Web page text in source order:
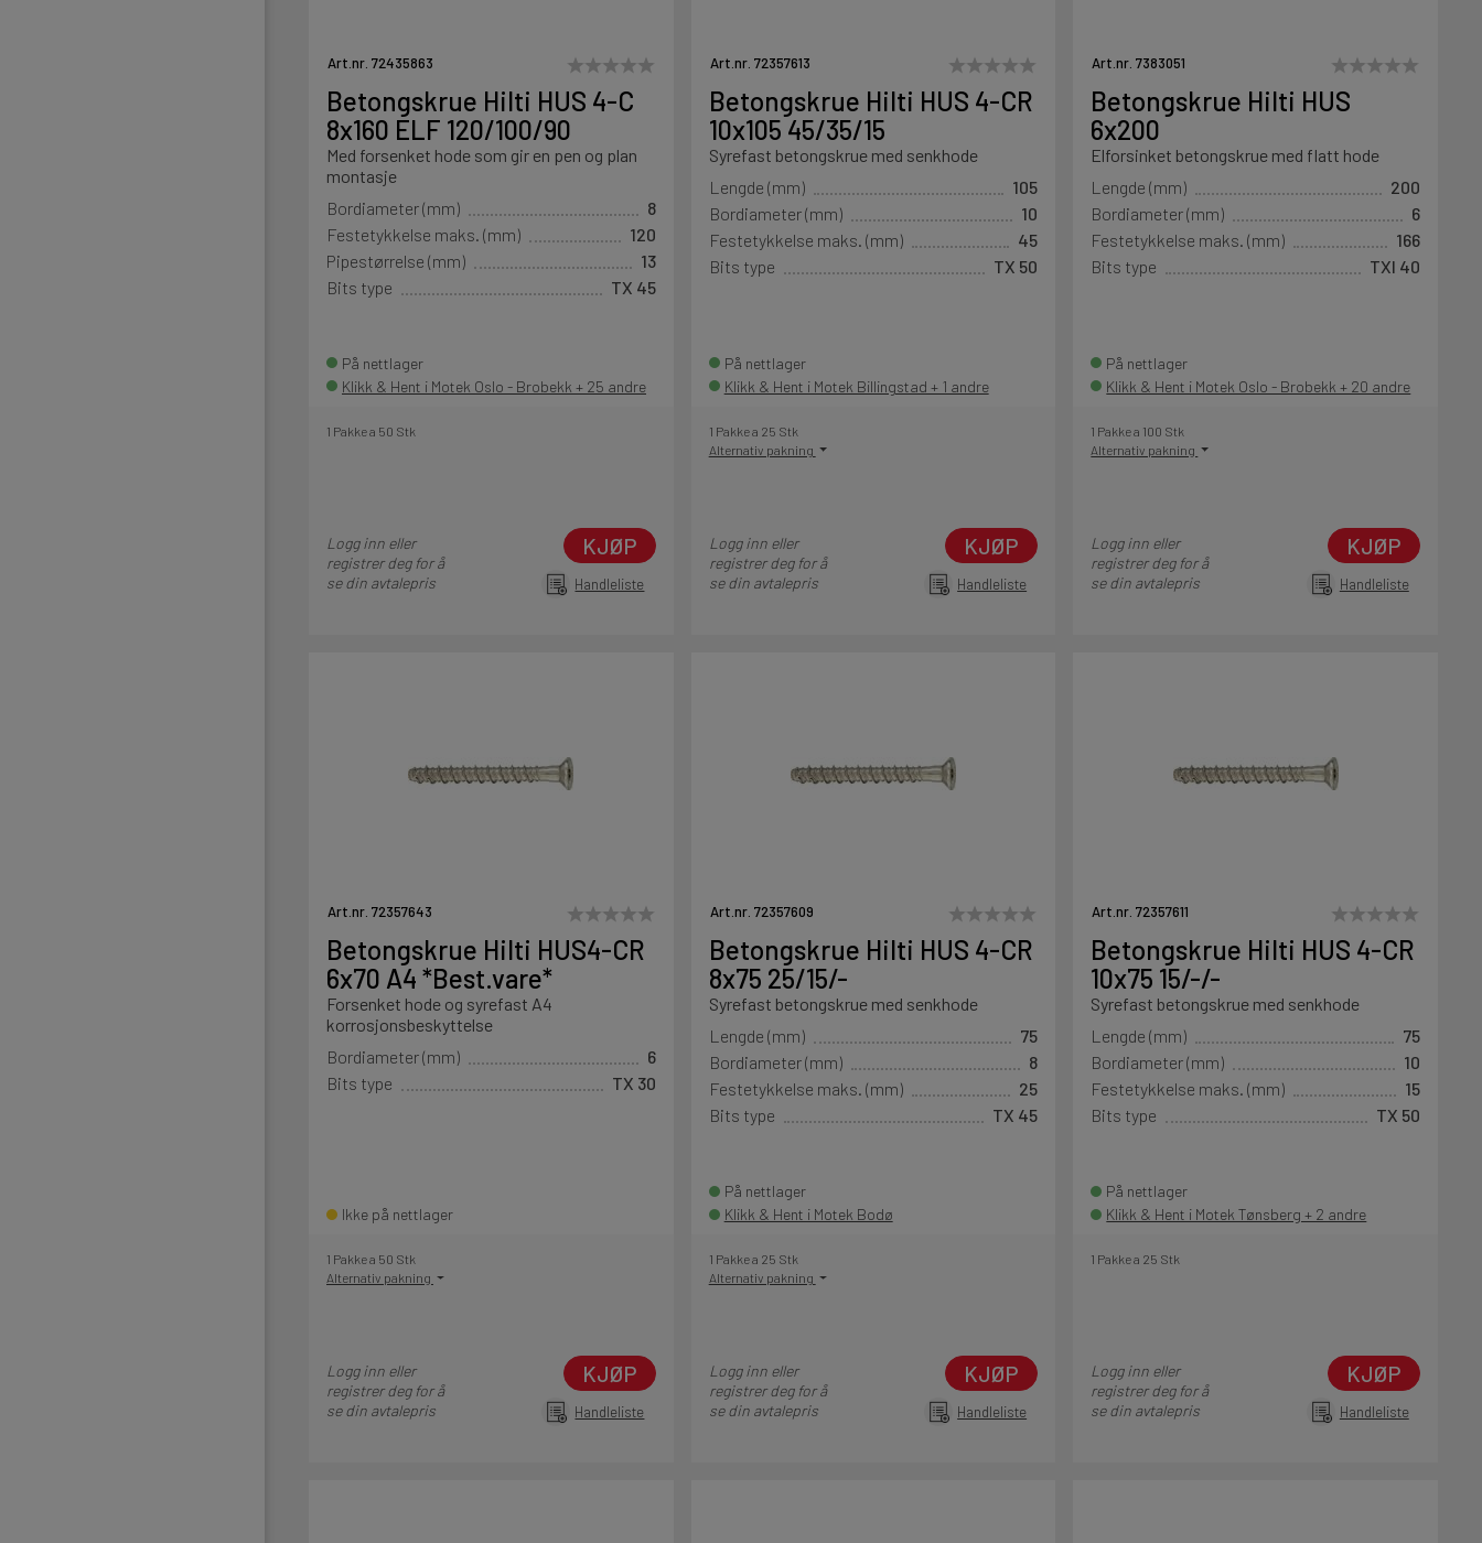
Art.nr. 72435863
Betongskrue Hilti HUS 4-C
8x160 ELF 120/100/90
Med forsenket hode som gir en pen og plan
montasje
Bordiameter (mm)
8
Festetykkelse maks. (mm)
120
Pipestørrelse (mm)
13
Bits type
TX 45
På nettlager
Klikk & Hent i Motek Oslo - Brobekk + 25 andre
1 Pakke a 50 Stk
Logg inn eller
registrer deg for å
se din avtalepris
KJØP
Handleliste
Art.nr. 72357613
Betongskrue Hilti HUS 4-CR
10x105 45/35/15
Syrefast betongskrue med senkhode
Lengde (mm)
105
Bordiameter (mm)
10
Festetykkelse maks. (mm)
45
Bits type
TX 50
På nettlager
Klikk & Hent i Motek Billingstad + 1 andre
1 Pakke a 25 Stk
Alternativ pakning
Logg inn eller
registrer deg for å
se din avtalepris
KJØP
Handleliste
Art.nr. 7383051
Betongskrue Hilti HUS
6x200
Elforsinket betongskrue med flatt hode
Lengde (mm)
200
Bordiameter (mm)
6
Festetykkelse maks. (mm)
166
Bits type
TXI 40
På nettlager
Klikk & Hent i Motek Oslo - Brobekk + 20 andre
1 Pakke a 100 Stk
Alternativ pakning
Logg inn eller
registrer deg for å
se din avtalepris
KJØP
Handleliste
Art.nr. 72357643
Betongskrue Hilti HUS4-CR
6x70 A4 *Best.vare*
Forsenket hode og syrefast A4
korrosjonsbeskyttelse
Bordiameter (mm)
6
Bits type
TX 30
Ikke på nettlager
1 Pakke a 50 Stk
Alternativ pakning
Logg inn eller
registrer deg for å
se din avtalepris
KJØP
Handleliste
Art.nr. 72357609
Betongskrue Hilti HUS 4-CR
8x75 25/15/-
Syrefast betongskrue med senkhode
Lengde (mm)
75
Bordiameter (mm)
8
Festetykkelse maks. (mm)
25
Bits type
TX 45
På nettlager
Klikk & Hent i Motek Bodø
1 Pakke a 25 Stk
Alternativ pakning
Logg inn eller
registrer deg for å
se din avtalepris
KJØP
Handleliste
Art.nr. 72357611
Betongskrue Hilti HUS 4-CR
10x75 15/-/-
Syrefast betongskrue med senkhode
Lengde (mm)
75
Bordiameter (mm)
10
Festetykkelse maks. (mm)
15
Bits type
TX 50
På nettlager
Klikk & Hent i Motek Tønsberg + 2 andre
1 Pakke a 25 Stk
Logg inn eller
registrer deg for å
se din avtalepris
KJØP
Handleliste